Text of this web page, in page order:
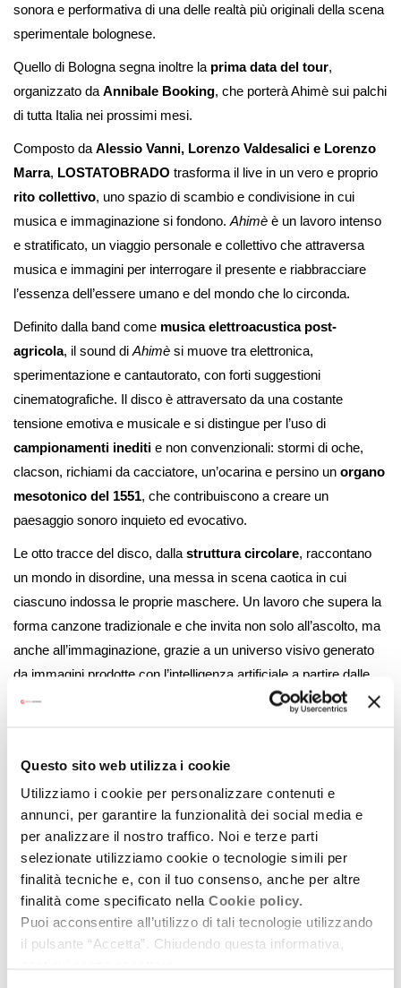
Questo sito web utilizza i cookie
Utilizziamo i cookie per personalizzare contenuti e
annunci, per garantire la funzionalità dei social media e
per analizzare il nostro traffico. Noi e terze parti
selezionate utilizziamo cookie o tecnologie simili per
finalità tecniche e, con il tuo consenso, anche per altre
finalità come specificato nella Cookie policy.
Puoi acconsentire all’utilizzo di tali tecnologie utilizzando
il pulsante “Accetta”. Chiudendo questa informativa,
sonora e performativa di una delle realtà più originali della scena
sperimentale bolognese.
Quello di Bologna segna inoltre la prima data del tour,
organizzato da Annibale Booking, che porterà Ahimè sui palchi
di tutta Italia nei prossimi mesi.
Composto da Alessio Vanni, Lorenzo Valdesalici e Lorenzo
Marra, LOSTATOBRADO trasforma il live in un vero e proprio
rito collettivo, uno spazio di scambio e condivisione in cui
musica e immaginazione si fondono. Ahimè è un lavoro intenso
e stratificato, un viaggio personale e collettivo che attraversa
musica e immagini per interrogare il presente e riabbracciare
l’essenza dell’essere umano e del mondo che lo circonda.
Definito dalla band come musica elettroacustica post-
agricola, il sound di Ahimè si muove tra elettronica,
sperimentazione e cantautorato, con forti suggestioni
cinematografiche. Il disco è attraversato da una costante
tensione emotiva e musicale e si distingue per l’uso di
campionamenti inediti e non convenzionali: stormi di oche,
clacson, richiami da cacciatore, un’ocarina e persino un organo
mesotonico del 1551, che contribuiscono a creare un
paesaggio sonoro inquieto ed evocativo.
Le otto tracce del disco, dalla struttura circolare, raccontano
un mondo in disordine, una messa in scena caotica in cui
ciascuno indossa le proprie maschere. Un lavoro che supera la
forma canzone tradizionale e che invita non solo all’ascolto, ma
anche all’immaginazione, grazie a un universo visivo generato
da immagini prodotte con l’intelligenza artificiale a partire dalle
suggestioni dei brani.
nonostante le contraddizioni della contemporaneità.
→ AHIMÈ
LOSTATOBRADO
aperto il concerto del trio londinese Kerala Dust
Circolo Magnolia di Milano.
LOSTATOBRADO – club tour 2025